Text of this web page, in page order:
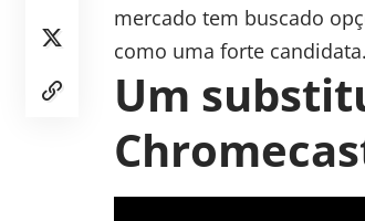
mercado tem buscado
como uma forte candidata.
Um